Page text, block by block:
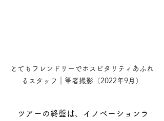
とてもフレンドリーでホスピタリティあふれ
るスタッフ｜筆者撮影（2022年9月）
ツアーの終盤は、イノベーションラ